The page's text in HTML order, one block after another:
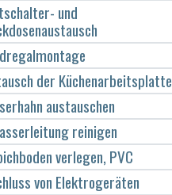
und
der Küchenarbeitsplatte
austauschen
reinigen
verlegen, PVC
von Elektrogeräten